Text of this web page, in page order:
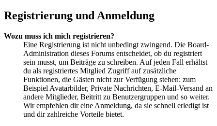
Registrierung und Anmeldung
Wozu muss ich mich registrieren?
Eine Registrierung ist nicht unbedingt zwingend. Die Board-
Administration dieses Forums entscheidet, ob du registriert
sein musst, um Beiträge zu schreiben. Auf jeden Fall erhältst
du als registriertes Mitglied Zugriff auf zusätzliche
Funktionen, die Gästen nicht zur Verfügung stehen: zum
Beispiel Avatarbilder, Private Nachrichten, E-Mail-Versand an
andere Mitglieder, Beitritt zu Benutzergruppen und so weiter.
Wir empfehlen dir eine Anmeldung, da sie schnell erledigt ist
und dir zahlreiche Vorteile bietet.